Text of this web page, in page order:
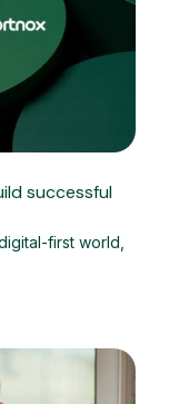
successful
first world,